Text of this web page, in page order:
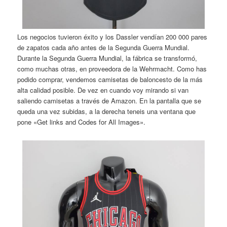
Los negocios tuvieron éxito y los Dassler vendían 200 000 pares
de zapatos cada año antes de la Segunda Guerra Mundial.
Durante la Segunda Guerra Mundial, la fábrica se transformó,
como muchas otras, en proveedora de la Wehrmacht. Como has
podido comprar, vendemos camisetas de baloncesto de la más
alta calidad posible. De vez en cuando voy mirando si van
saliendo camisetas a través de Amazon. En la pantalla que se
queda una vez subidas, a la derecha teneis una ventana que
pone «Get links and Codes for All Images».